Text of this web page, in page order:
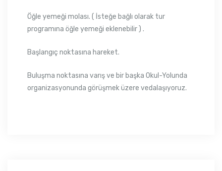
Öğle yemeği molası. ( İsteğe bağlı olarak tur
programına öğle yemeği eklenebilir ) .
Başlangıç noktasına hareket.
Buluşma noktasına varış ve bir başka Okul-Yolunda
organizasyonunda görüşmek üzere vedalaşıyoruz.